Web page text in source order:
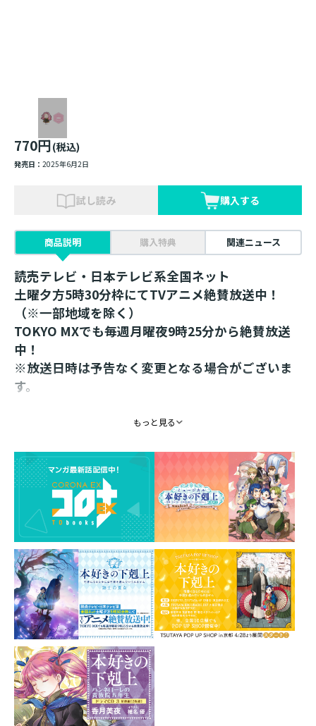
770円(税込)
発売日： 2025年6月2日
試し読み 購入する
商品説明 購入特典 関連ニュース
読売テレビ・日本テレビ系全国ネット
土曜夕方5時30分枠にてTVアニメ絶賛放送中！
（※一部地域を除く）
TOKYO MXでも毎週月曜夜9時25分から絶賛放送
中！
※放送日時は予告なく変更となる場合がございま
す。
大好評のミニアクリルスタンドが続々発売！
ラインナップはローゼマインの側近文官、側仕えを中心
とした新作11種です。
台座の組み合わせパターンは無限大！
お好きなキャラクターを組み合わせてお楽しみくださ
い！
素材 ： アクリル
サイズ ： 約70mm（全長）
イラスト ： 椎名優
発売元 ： TOブックス
もっと見る